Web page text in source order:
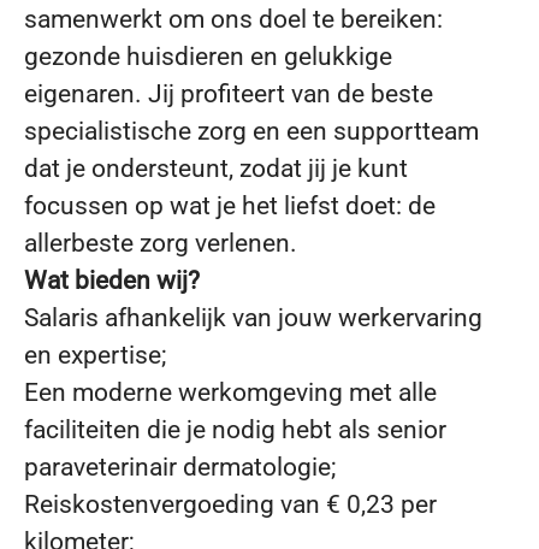
samenwerkt om ons doel te bereiken:
gezonde huisdieren en gelukkige
eigenaren. Jij profiteert van de beste
specialistische zorg en een supportteam
dat je ondersteunt, zodat jij je kunt
focussen op wat je het liefst doet: de
allerbeste zorg verlenen.
Wat bieden wij?
Salaris afhankelijk van jouw werkervaring
en expertise;
Een moderne werkomgeving met alle
faciliteiten die je nodig hebt als senior
paraveterinair dermatologie;
Reiskostenvergoeding van € 0,23 per
kilometer;